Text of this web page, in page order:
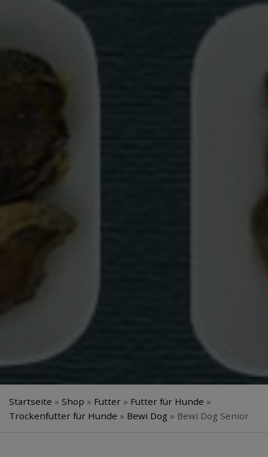
Startseite » Shop » Futter » Futter für Hunde »
Trockenfutter für Hunde » Bewi Dog » Bewi Dog Senior